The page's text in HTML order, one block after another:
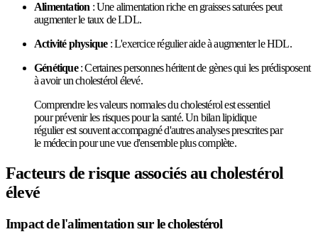
Alimentation : Une alimentation riche en graisses saturées peut
augmenter le taux de LDL.
Activité physique: L'exercice régulier aide à augmenter le HDL.
Génétique: Certaines personnes héritent de gènes qui les prédisposent
à avoir un cholestérol élevé.
Comprendre les valeurs normales du cholestérol est essentiel
pour prévenir les risques pour la santé. Un bilan lipidique
régulier est souvent accompagné d'autres analyses prescrites par
le médecin pour une vue d'ensemble plus complète.
Facteurs de risque associés au cholestérol
élevé
Impact de l'alimentation sur le cholestérol